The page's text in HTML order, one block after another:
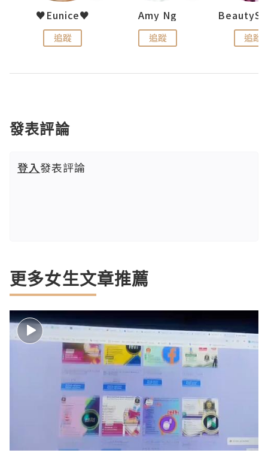
♥Eunice♥
追蹤
Amy Ng
追蹤 追蹤
發表評論
登入發表評論
更多女生文章推薦